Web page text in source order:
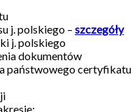
j. polskiego – szczegóły
j. polskiego
dokumentów
państwowego certyfikatu